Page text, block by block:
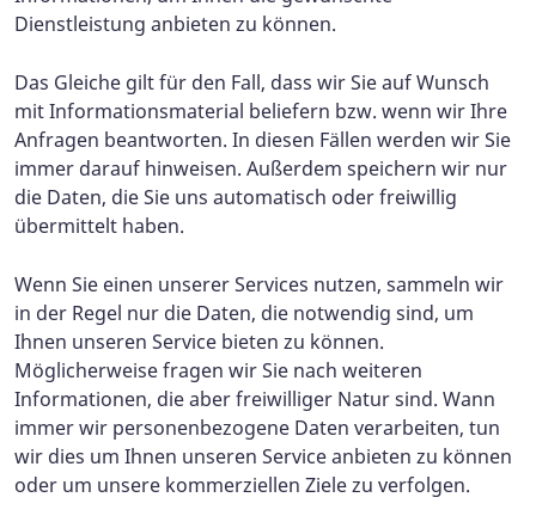
Dienstleistung anbieten zu können.
Das Gleiche gilt für den Fall, dass wir Sie auf Wunsch
mit Informationsmaterial beliefern bzw. wenn wir Ihre
Anfragen beantworten. In diesen Fällen werden wir Sie
immer darauf hinweisen. Außerdem speichern wir nur
die Daten, die Sie uns automatisch oder freiwillig
übermittelt haben.
Wenn Sie einen unserer Services nutzen, sammeln wir
in der Regel nur die Daten, die notwendig sind, um
Ihnen unseren Service bieten zu können.
Möglicherweise fragen wir Sie nach weiteren
Informationen, die aber freiwilliger Natur sind. Wann
immer wir personenbezogene Daten verarbeiten, tun
wir dies um Ihnen unseren Service anbieten zu können
oder um unsere kommerziellen Ziele zu verfolgen.